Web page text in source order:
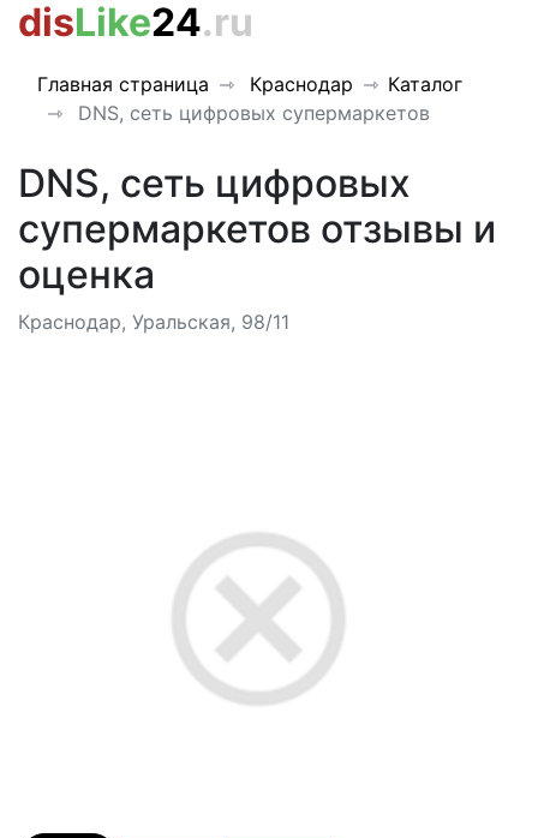
disLike24.ru
Главная страница Краснодар
Каталог
DNS, сеть цифровых супермаркетов
DNS, сеть цифровых
супермаркетов отзывы и
оценка
Краснодар, Уральская, 98/11